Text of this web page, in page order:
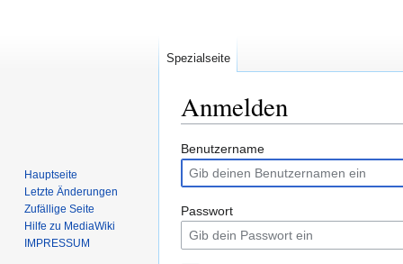
Anmelden
Zur
Navigation
springen
Zur
Suche
springen
Benutzername
Passwort
Spezialseite
Hauptseite
Letzte Änderungen
Zufällige Seite
Hilfe zu MediaWiki
IMPRESSUM